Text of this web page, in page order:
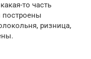
то часть
построены
ризница,